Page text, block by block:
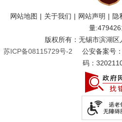
网站地图 | 关于我们 | 网站声明 | 隐
量:
版权所有：无锡市滨湖区
苏ICP备08115729号-2
公安备案号
码：